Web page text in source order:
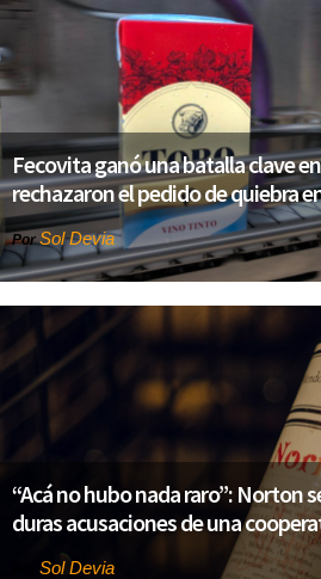
Fecovita ganó una batalla clave
rechazaron el pedido de quiebra
PorSol Devia
“Acá no hubo nada raro”: Norton
duras acusaciones de una
Sol Devia